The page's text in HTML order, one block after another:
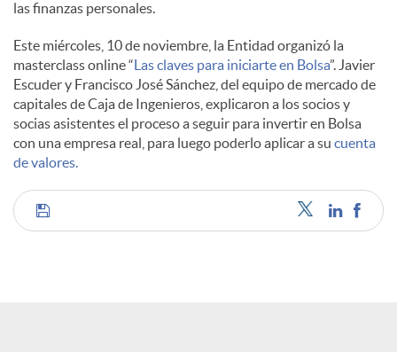
s
las finanzas personales.
Este miércoles, 10 de noviembre, la Entidad organizó la
masterclass online “Las claves para iniciarte en Bolsa”. Javier
Escuder y Francisco José Sánchez, del equipo de mercado de
capitales de Caja de Ingenieros, explicaron a los socios y
socias asistentes el proceso a seguir para invertir en Bolsa
con una empresa real, para luego poderlo aplicar a su cuenta
de valores.
C